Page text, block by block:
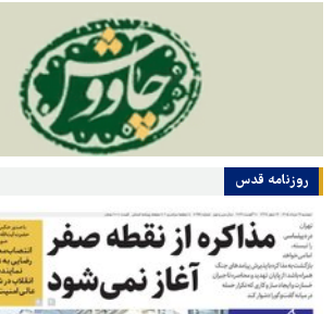
روزنامه قدس